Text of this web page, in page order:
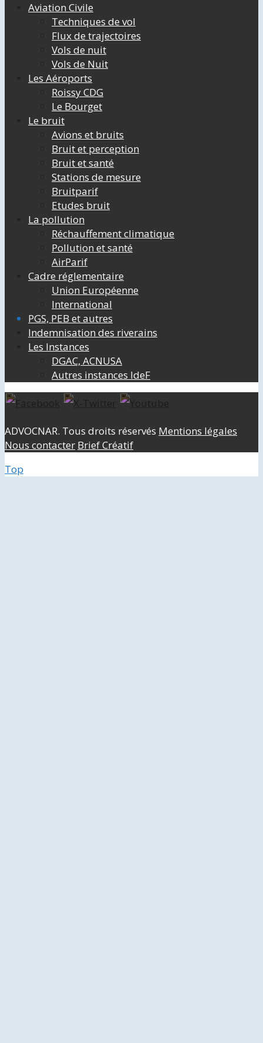
Aviation Civile
Techniques de vol
Flux de trajectoires
Vols de nuit
Vols de Nuit
Les Aéroports
Roissy CDG
Le Bourget
Le bruit
Avions et bruits
Bruit et perception
Bruit et santé
Stations de mesure
Bruitparif
Etudes bruit
La pollution
Réchauffement climatique
Pollution et santé
AirParif
Cadre réglementaire
Union Européenne
International
PGS, PEB et autres
Indemnisation des riverains
Les Instances
DGAC, ACNUSA
Autres instances IdeF
ADVOCNAR. Tous droits réservés Mentions légales
Nous contacter Brief Créatif
Top